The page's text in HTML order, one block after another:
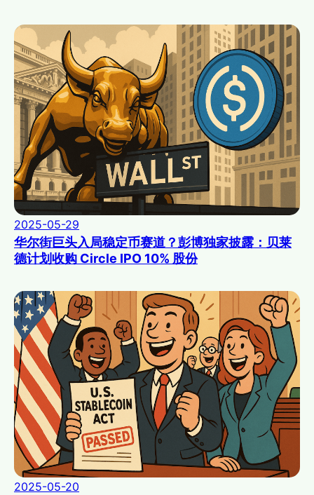
2025-05-29
华尔街巨头入局稳定币赛道？彭博独家披露：贝莱
德计划收购 Circle IPO 10% 股份
2025-05-20